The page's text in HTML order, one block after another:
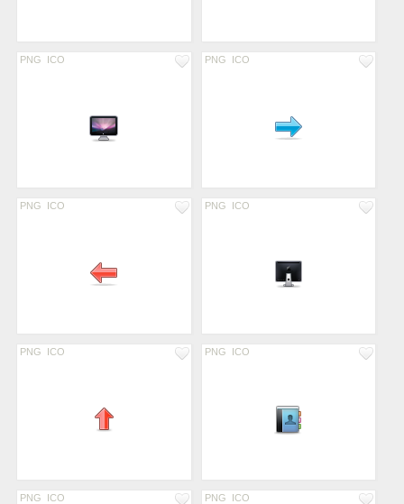
PNG ICO PNG ICO
PNG ICO PNG ICO
PNG ICO PNG ICO
PNG ICO PNG ICO